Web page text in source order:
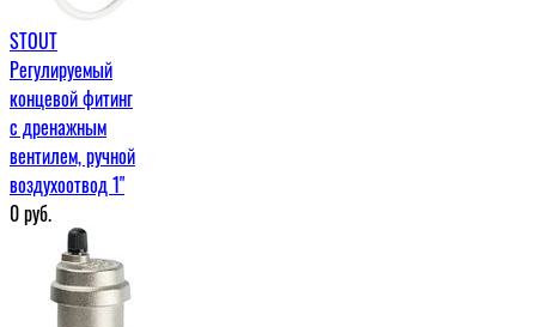
STOUT
Регулируемый
концевой фитинг
с дренажным
вентилем, ручной
воздухоотвод 1"
0руб.